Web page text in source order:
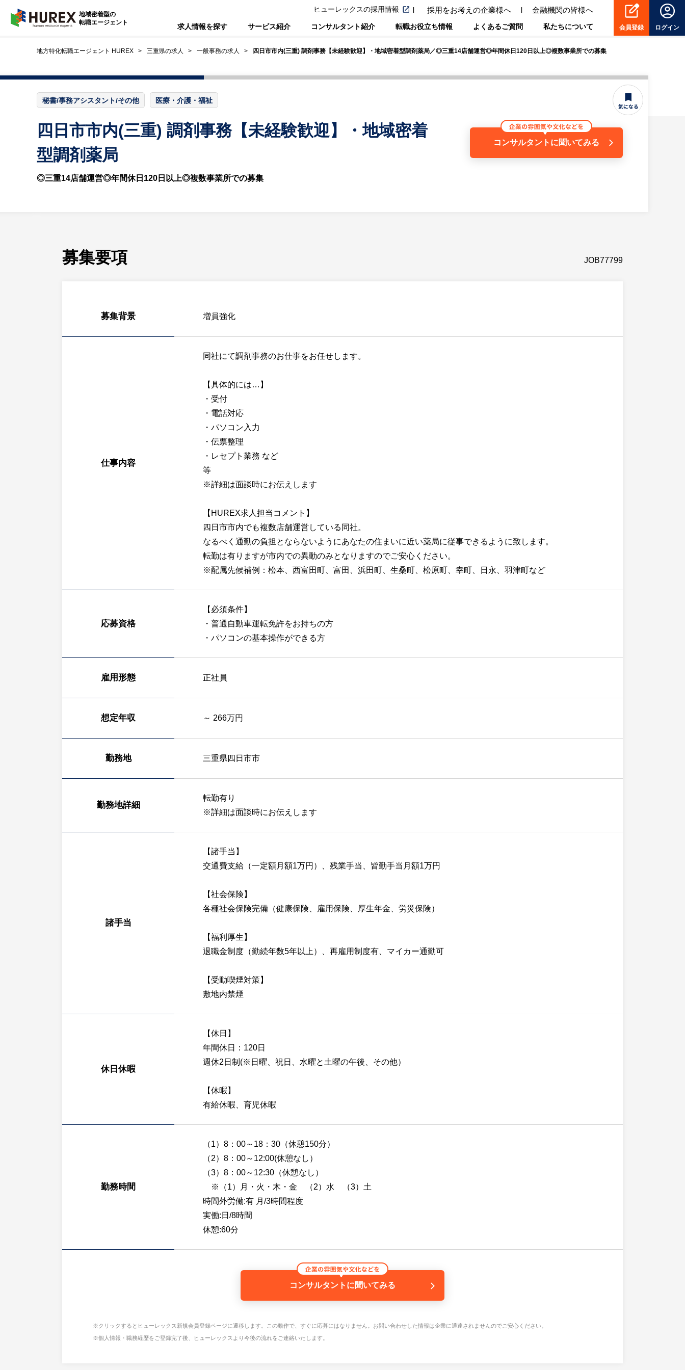
HUREX
地域密着型の
転職エージェント
ヒューレックスの採用情報 採用をお考えの企業様へ 金融機関の皆様へ
求人情報を探す サービス紹介 コンサルタント紹介 転職お役立ち情報 よくあるご質問 私たちについて 会員登録 ログイン
地方特化転職エージェント HUREX 三重県の求人 一般事務の求人 四日市市内(三重) 調剤事務【未経験歓迎】・地域密着型調剤薬局／◎三重14店舗運営◎年間休日120日以上◎複数事業所での募集
秘書/事務アシスタント/その他 医療・介護・福祉
四日市市内(三重) 調剤事務【未経験歓迎】・地域密着
型調剤薬局
◎三重14店舗運営◎年間休日120日以上◎複数事業所での募集
コンサルタントに聞いてみる
募集要項 JOB77799
募集背景 増員強化
仕事内容
同社にて調剤事務のお仕事をお任せします。
【具体的には…】
・受付
・電話対応
・パソコン入力
・伝票整理
・レセプト業務 など
等
※詳細は面談時にお伝えします
【HUREX求人担当コメント】
四日市市内でも複数店舗運営している同社。
なるべく通勤の負担とならないようにあなたの住まいに近い薬局に従事できるように致します。
転勤は有りますが市内での異動のみとなりますのでご安心ください。
※配属先候補例：松本、西富田町、富田、浜田町、生桑町、松原町、幸町、日永、羽津町など
応募資格
【必須条件】
・普通自動車運転免許をお持ちの方
・パソコンの基本操作ができる方
雇用形態 正社員
想定年収 ～ 266万円
勤務地 三重県四日市市
勤務地詳細
転勤有り
※詳細は面談時にお伝えします
諸手当
【諸手当】
交通費支給（一定額月額1万円）、残業手当、皆勤手当月額1万円
【社会保険】
各種社会保険完備（健康保険、雇用保険、厚生年金、労災保険）
【福利厚生】
退職金制度（勤続年数5年以上）、再雇用制度有、マイカー通勤可
【受動喫煙対策】
敷地内禁煙
休日休暇
【休日】
年間休日：120日
週休2日制(※日曜、祝日、水曜と土曜の午後、その他）
【休暇】
有給休暇、育児休暇
勤務時間
（1）8：00～18：30（休憩150分）
（2）8：00～12:00(休憩なし）
（3）8：00～12:30（休憩なし）
※（1）月・火・木・金 （2）水 （3）土
時間外労働:有 月/3時間程度
実働:日/8時間
休憩:60分
コンサルタントに聞いてみる
※クリックするとヒューレックス新規会員登録ページに遷移します。この動作で、すぐに応募にはなりません。お問い合わせした情報は企業に通達されませんのでご安心ください。
※個人情報・職務経歴をご登録完了後、ヒューレックスより今後の流れをご連絡いたします。